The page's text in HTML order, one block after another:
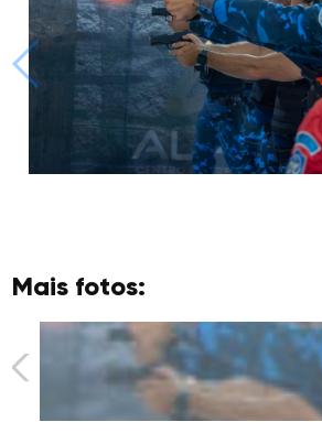
Mais fotos: